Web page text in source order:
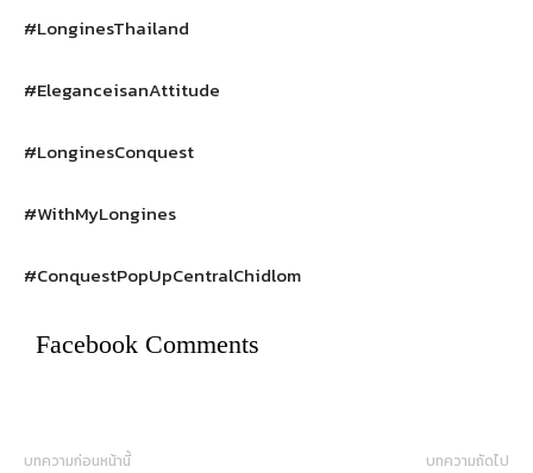
#LonginesThailand
#EleganceisanAttitude
#LonginesConquest
#WithMyLongines
#ConquestPopUpCentralChidlom
Facebook Comments
บทความก่อนหน้านี้ บทความถัดไป